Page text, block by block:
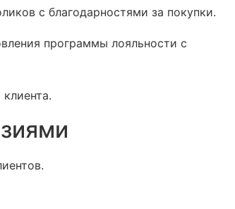
с благодарностями за покупки.
программы лояльности с